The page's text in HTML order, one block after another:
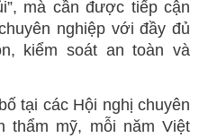
mà cần được tiếp cận
nghiệp với đầy đủ
kiểm soát an toàn và
tại các Hội nghị chuyên
thẩm mỹ, mỗi năm Việt